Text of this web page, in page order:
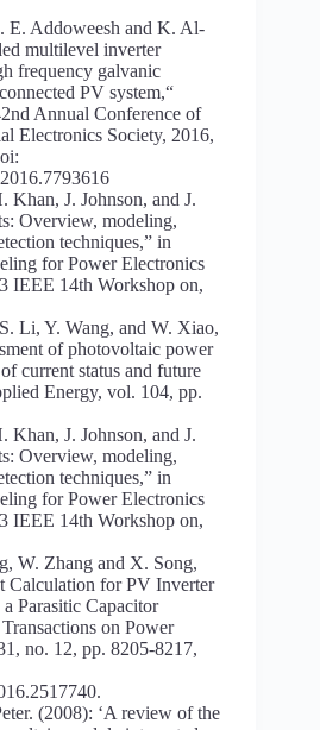
E. Addoweesh and K. Al-
multilevel inverter
frequency galvanic
PV system,“
Annual Conference of
Electronics Society, 2016,
J. Johnson, and J.
Overview, modeling,
techniques,” in
for Power Electronics
IEEE 14th Workshop on,
Li, Y. Wang, and W. Xiao,
of photovoltaic power
current status and future
Energy, vol. 104, pp.
J. Johnson, and J.
Overview, modeling,
techniques,” in
for Power Electronics
IEEE 14th Workshop on,
W. Zhang and X. Song,
Calculation for PV Inverter
Parasitic Capacitor
on Power
no. 12, pp. 8205-8217,
(2008): ‘A review of the